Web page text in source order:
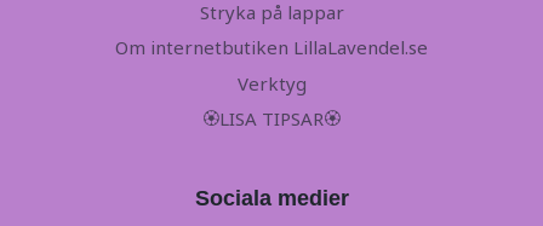
Stryka på lappar
Om internetbutiken LillaLavendel.se
Verktyg
🏵LISA TIPSAR🏵
Sociala medier